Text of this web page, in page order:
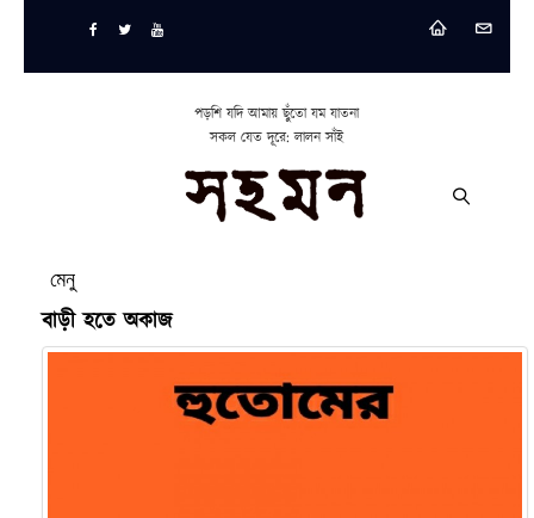
পড়শি যদি আমায় ছুঁতো যম যাতনা
সকল যেত দূরে: লালন সাঁই
মেনু
বাড়ী হতে অকাজ